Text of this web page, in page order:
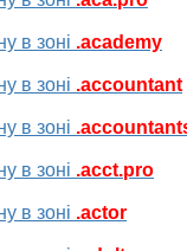
в зоні .academy
в зоні .accountant
в зоні
в зоні .acct.pro
в зоні .actor